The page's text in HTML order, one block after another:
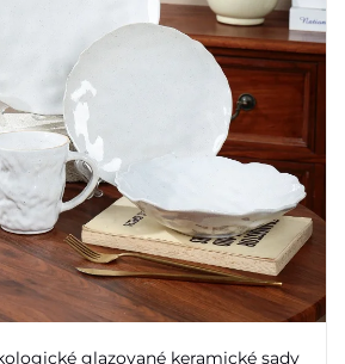
glazované keramické sady